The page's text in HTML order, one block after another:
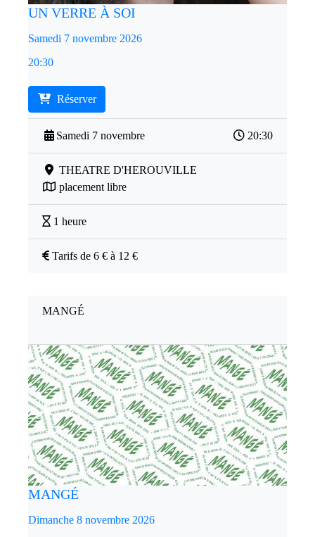
UN VERRE À SOI
Samedi 7 novembre 2026
20:30
Réserver
Samedi 7 novembre 20:30
THEATRE D'HEROUVILLE
placement libre
1 heure
Tarifs de 6 € à 12 €
MANGÉ
MANGÉ
Dimanche 8 novembre 2026